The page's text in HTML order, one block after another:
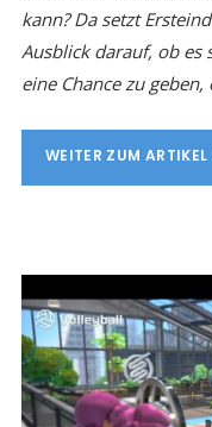
kann? Da setzt
Ausblick darauf, ob es
eine Chance zu
WEITER ZUM ARTIKEL